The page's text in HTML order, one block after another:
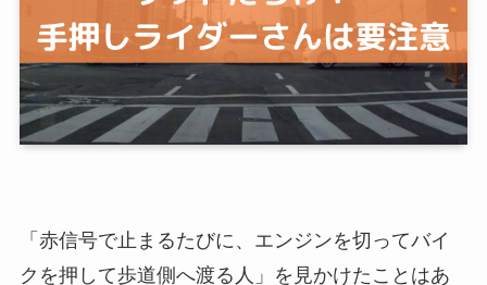
「赤信号で止まるたびに、エンジンを切ってバイ
クを押して歩道側へ渡る人」を見かけたことはあ